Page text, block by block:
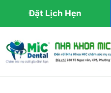
đến
Đặt Lịch Hẹn